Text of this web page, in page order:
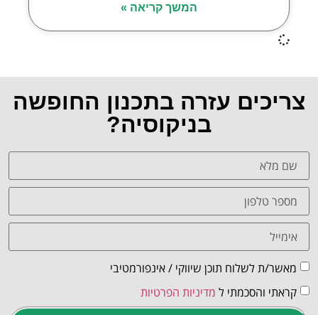
המשך קריאה »
צריכים עזרה בתכנון החופשה
בניקוסיה?
מאשר/ת לשלוח תוכן שיווקי / אינפורמטיבי
קראתי והסכמתי ל מדיניות הפרטיות